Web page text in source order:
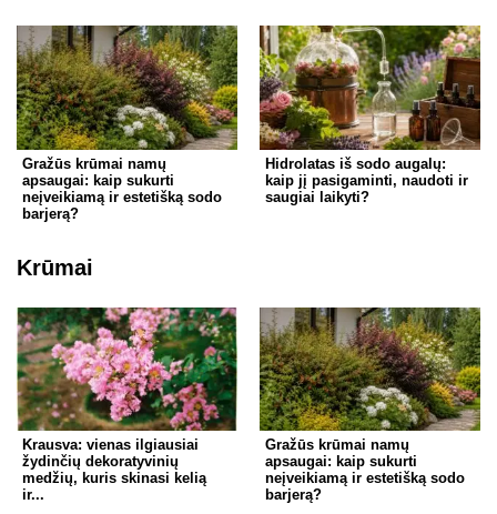
Gražūs krūmai namų
apsaugai: kaip sukurti
neįveikiamą ir estetišką sodo
barjerą?
Hidrolatas iš sodo augalų:
kaip jį pasigaminti, naudoti ir
saugiai laikyti?
Krūmai
Krausva: vienas ilgiausiai
žydinčių dekoratyvinių
medžių, kuris skinasi kelią
ir...
Gražūs krūmai namų
apsaugai: kaip sukurti
neįveikiamą ir estetišką sodo
barjerą?